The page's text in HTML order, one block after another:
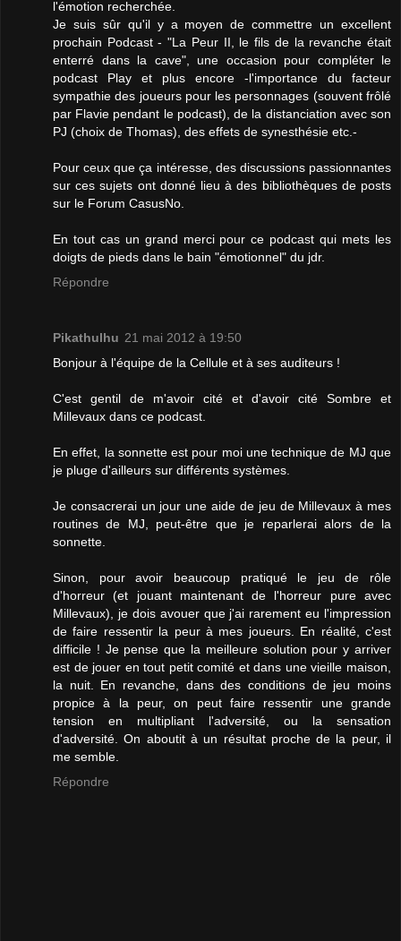
l'émotion recherchée.
Je suis sûr qu'il y a moyen de commettre un excellent
prochain Podcast - "La Peur II, le fils de la revanche était
enterré dans la cave", une occasion pour compléter le
podcast Play et plus encore -l'importance du facteur
sympathie des joueurs pour les personnages (souvent frôlé
par Flavie pendant le podcast), de la distanciation avec son
PJ (choix de Thomas), des effets de synesthésie etc.-
Pour ceux que ça intéresse, des discussions passionnantes
sur ces sujets ont donné lieu à des bibliothèques de posts
sur le Forum CasusNo.
En tout cas un grand merci pour ce podcast qui mets les
doigts de pieds dans le bain "émotionnel" du jdr.
Répondre
Pikathulhu 21 mai 2012 à 19:50
Bonjour à l'équipe de la Cellule et à ses auditeurs !
C'est gentil de m'avoir cité et d'avoir cité Sombre et
Millevaux dans ce podcast.
En effet, la sonnette est pour moi une technique de MJ que
je pluge d'ailleurs sur différents systèmes.
Je consacrerai un jour une aide de jeu de Millevaux à mes
routines de MJ, peut-être que je reparlerai alors de la
sonnette.
Sinon, pour avoir beaucoup pratiqué le jeu de rôle
d'horreur (et jouant maintenant de l'horreur pure avec
Millevaux), je dois avouer que j'ai rarement eu l'impression
de faire ressentir la peur à mes joueurs. En réalité, c'est
difficile ! Je pense que la meilleure solution pour y arriver
est de jouer en tout petit comité et dans une vieille maison,
la nuit. En revanche, dans des conditions de jeu moins
propice à la peur, on peut faire ressentir une grande
tension en multipliant l'adversité, ou la sensation
d'adversité. On aboutit à un résultat proche de la peur, il
me semble.
Répondre